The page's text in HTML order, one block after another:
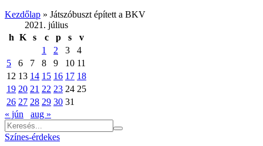
Kezdőlap » Játszóbuszt épített a BKV
2021. július
h K s c p s
v
1
2 3
4
5
6 7 8 9 10 11
12 13 14 15 16 17 18
19 20 21 22 23 24 25
26 27 28 29 30 31
« jún
aug »
Színes-érdekes